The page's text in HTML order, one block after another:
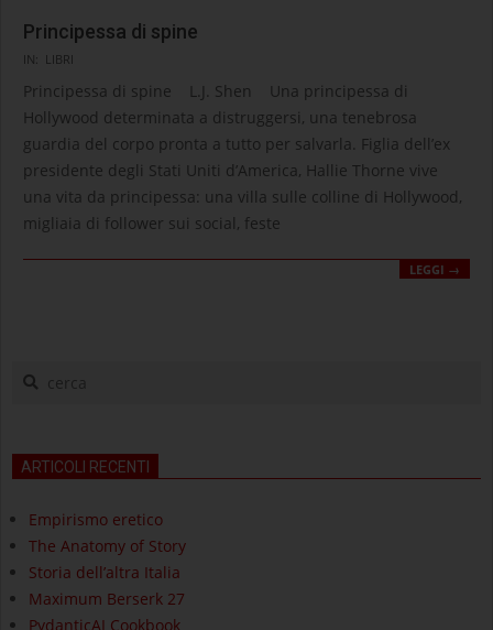
Principessa di spine
2025-
03-
18
IN: LIBRI
Principessa di spine L.J. Shen Una principessa di
Hollywood determinata a distruggersi, una tenebrosa
guardia del corpo pronta a tutto per salvarla. Figlia dell’ex
presidente degli Stati Uniti d’America, Hallie Thorne vive
una vita da principessa: una villa sulle colline di Hollywood,
migliaia di follower sui social, feste
LEGGI →
cerca
ARTICOLI RECENTI
Empirismo eretico
The Anatomy of Story
Storia dell’altra Italia
Maximum Berserk 27
PydanticAI Cookbook